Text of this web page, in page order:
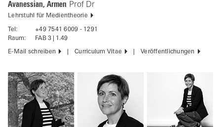
Avanessian, Armen Prof Dr
Lehrstuhl für Medientheorie
Tel:
+49 7541 6009 - 1291
Raum:
FAB 3 | 1.49
E-Mail schreiben Curriculum Vitae Veröffentlichungen